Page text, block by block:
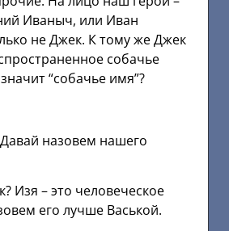
Иваныч, или Иван
не Джек. К тому же Джек
собачье
“собачье имя”?
назовем нашего
Изя – это человеческое
его лучше Васькой.